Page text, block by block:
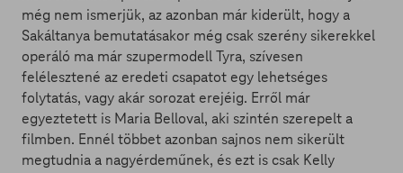
még nem ismerjük, az azonban már kiderült, hogy a
Sakáltanya bemutatásakor még csak szerény sikerekkel
operáló ma már szupermodell Tyra, szívesen
felélesztené az eredeti csapatot egy lehetséges
folytatás, vagy akár sorozat erejéig. Erről már
egyeztetett is Maria Belloval, aki szintén szerepelt a
filmben. Ennél többet azonban sajnos nem sikerült
megtudnia a nagyérdeműnek, és ezt is csak Kelly